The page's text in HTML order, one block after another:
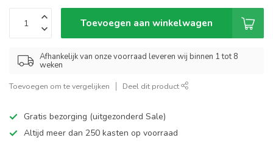
Toevoegen aan winkelwagen
Afhankelijk van onze voorraad leveren wij binnen 1 tot 8
weken
Toevoegen om te vergelijken Deel dit product
Gratis bezorging (uitgezonderd Sale)
Altijd meer dan 250 kasten op voorraad